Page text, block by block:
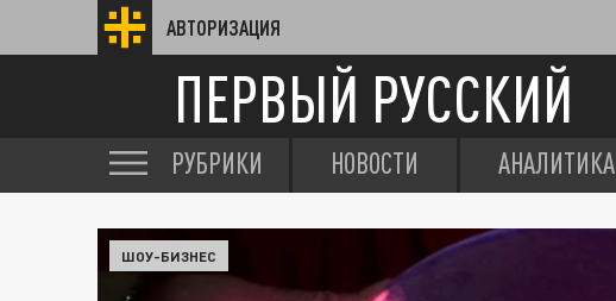
АВТОРИЗАЦИЯ
ПЕРВЫЙ РУССКИЙ
РУБРИКИ НОВОСТИ АНАЛИТИКА
ШОУ-БИЗНЕС